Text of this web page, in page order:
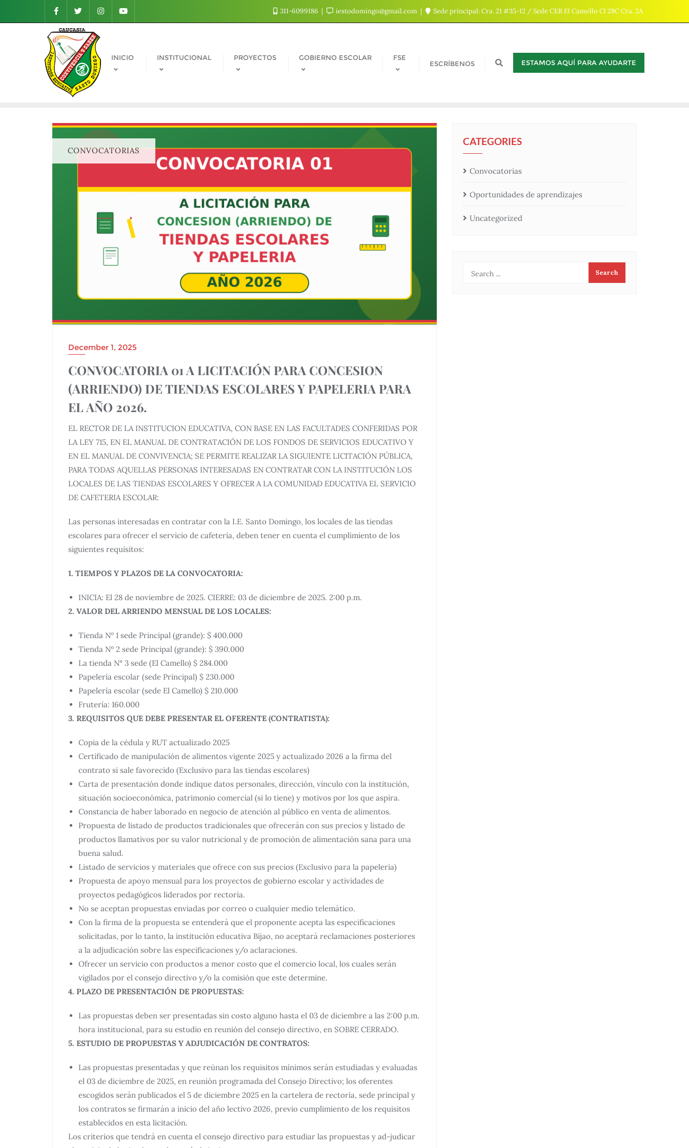
311-6099186 iestodomingo@gmail.com Sede principal: Cra. 21 #35-12 / Sede CER El Camello Cl 28C Cra. 2A
INICIO INSTITUCIONAL PROYECTOS GOBIERNO ESCOLAR FSE
ESCRÍBENOS ESTAMOS AQUÍ PARA AYUDARTE
CONVOCATORIAS
December 1, 2025
CONVOCATORIA 01 A LICITACIÓN PARA CONCESION
(ARRIENDO) DE TIENDAS ESCOLARES Y PAPELERIA PARA
EL AÑO 2026.
EL RECTOR DE LA INSTITUCION EDUCATIVA, CON BASE EN LAS FACULTADES CONFERIDAS POR
LA LEY 715, EN EL MANUAL DE CONTRATACIÓN DE LOS FONDOS DE SERVICIOS EDUCATIVO Y
EN EL MANUAL DE CONVIVENCIA; SE PERMITE REALIZAR LA SIGUIENTE LICITACIÓN PÚBLICA,
PARA TODAS AQUELLAS PERSONAS INTERESADAS EN CONTRATAR CON LA INSTITUCIÓN LOS
LOCALES DE LAS TIENDAS ESCOLARES Y OFRECER A LA COMUNIDAD EDUCATIVA EL SERVICIO
DE CAFETERIA ESCOLAR:
Las personas interesadas en contratar con la I.E. Santo Domingo, los locales de las tiendas
escolares para ofrecer el servicio de cafetería, deben tener en cuenta el cumplimiento de los
siguientes requisitos:
1. TIEMPOS Y PLAZOS DE LA CONVOCATORIA:
INICIA: El 28 de noviembre de 2025. CIERRE: 03 de diciembre de 2025. 2:00 p.m.
2. VALOR DEL ARRIENDO MENSUAL DE LOS LOCALES:
Tienda Nº 1 sede Principal (grande): $ 400.000
Tienda Nº 2 sede Principal (grande): $ 390.000
La tienda N° 3 sede (El Camello) $ 284.000
Papelería escolar (sede Principal) $ 230.000
Papelería escolar (sede El Camello) $ 210.000
Frutería: 160.000
3. REQUISITOS QUE DEBE PRESENTAR EL OFERENTE (CONTRATISTA):
Copia de la cédula y RUT actualizado 2025
Certificado de manipulación de alimentos vigente 2025 y actualizado 2026 a la firma del
contrato si sale favorecido (Exclusivo para las tiendas escolares)
Carta de presentación donde indique datos personales, dirección, vínculo con la institución,
situación socioeconómica, patrimonio comercial (si lo tiene) y motivos por los que aspira.
Constancia de haber laborado en negocio de atención al público en venta de alimentos.
Propuesta de listado de productos tradicionales que ofrecerán con sus precios y listado de
productos llamativos por su valor nutricional y de promoción de alimentación sana para una
buena salud.
Listado de servicios y materiales que ofrece con sus precios (Exclusivo para la papelería)
Propuesta de apoyo mensual para los proyectos de gobierno escolar y actividades de
proyectos pedagógicos liderados por rectoría.
No se aceptan propuestas enviadas por correo o cualquier medio telemático.
Con la firma de la propuesta se entenderá que el proponente acepta las especificaciones
solicitadas, por lo tanto, la institución educativa Bijao, no aceptará reclamaciones posteriores
a la adjudicación sobre las especificaciones y/o aclaraciones.
Ofrecer un servicio con productos a menor costo que el comercio local, los cuales serán
vigilados por el consejo directivo y/o la comisión que este determine.
4. PLAZO DE PRESENTACIÓN DE PROPUESTAS:
Las propuestas deben ser presentadas sin costo alguno hasta el 03 de diciembre a las 2:00 p.m.
hora institucional, para su estudio en reunión del consejo directivo, en SOBRE CERRADO.
5. ESTUDIO DE PROPUESTAS Y ADJUDICACIÓN DE CONTRATOS:
Las propuestas presentadas y que reúnan los requisitos mínimos serán estudiadas y evaluadas
el 03 de diciembre de 2025, en reunión programada del Consejo Directivo; los oferentes
escogidos serán publicados el 5 de diciembre 2025 en la cartelera de rectoría, sede principal y
los contratos se firmarán a inicio del año lectivo 2026, previo cumplimiento de los requisitos
establecidos en esta licitación.
Los criterios que tendrá en cuenta el consejo directivo para estudiar las propuestas y ad-judicar
CATEGORIES
Convocatorias
Oportunidades de aprendizajes
Uncategorized